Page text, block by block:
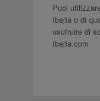
Puoi
Iberia o di
usufruire di
Iberia.com